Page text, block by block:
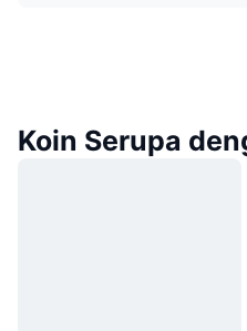
Koin Serupa